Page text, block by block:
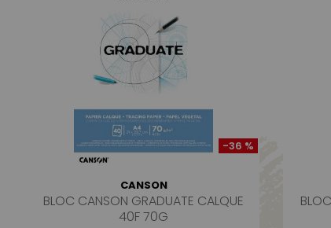
-36 %
CANSON
BLOC CANSON GRADUATE CALQUE
40F 70G